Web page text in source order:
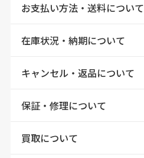
お支払い方法・送料について
在庫状況・納期について
キャンセル・返品について
保証・修理について
買取について